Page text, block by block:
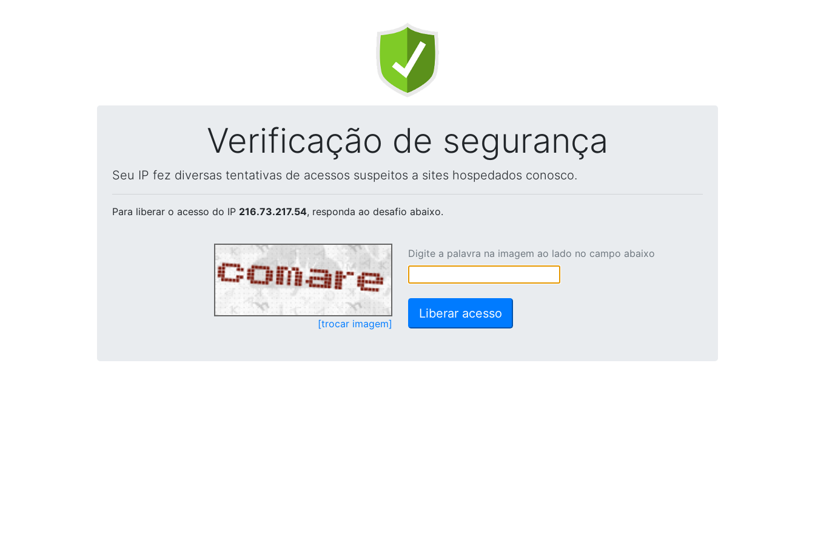
Verificação de segurança
Seu IP fez diversas tentativas de acessos suspeitos a sites hospedados conosco.
Para liberar o acesso do IP 216.73.217.54, responda ao desafio abaixo.
[trocar imagem]
Digite a palavra na imagem ao lado no campo abaixo